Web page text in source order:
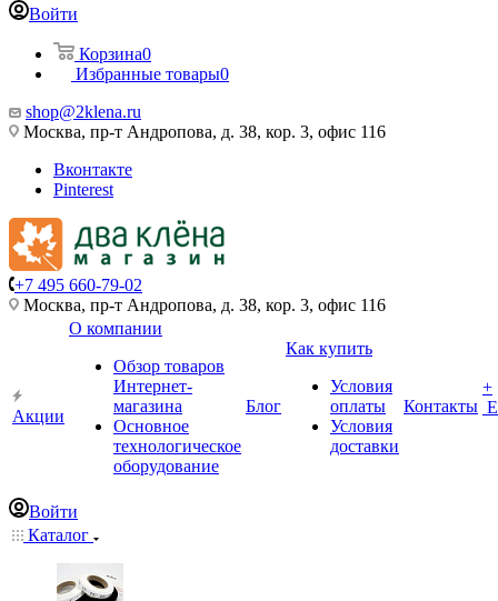
Войти
Корзина0
Избранные товары0
shop@2klena.ru
Москва, пр-т Андропова, д. 38, кор. 3, офис 116
Вконтакте
Pinterest
+7 495 660-79-02
Москва, пр-т Андропова, д. 38, кор. 3, офис 116
Акции
О компании
Обзор товаров
Интернет-
магазина
Основное
технологическое
оборудование
Блог
Как купить
Условия
оплаты
Условия
доставки
Контакты
+
Войти
Каталог